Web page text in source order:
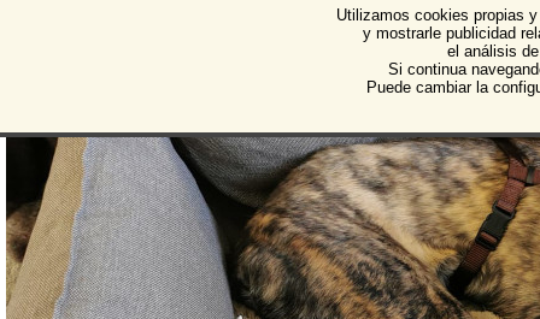
Protectora de Animales
Asociación Protectora de Animales y Plantas de
Utilizamos cookies propias
y mostrarle publicidad
el análisis
Si continua
Puede cambiar la